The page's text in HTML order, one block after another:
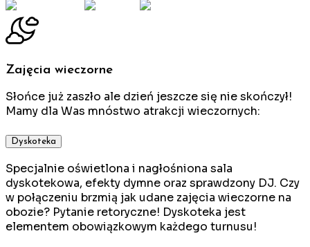
Zajęcia wieczorne
Słońce już zaszło ale dzień jeszcze się nie skończył!
Mamy dla Was mnóstwo atrakcji wieczornych:
Dyskoteka
Specjalnie oświetlona i nagłośniona sala
dyskotekowa, efekty dymne oraz sprawdzony DJ. Czy
w połączeniu brzmią jak udane zajęcia wieczorne na
obozie? Pytanie retoryczne! Dyskoteka jest
elementem obowiązkowym każdego turnusu!